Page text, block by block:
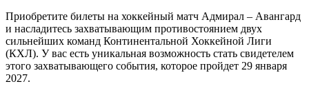
Приобретите билеты на хоккейный матч Адмирал – Авангард
и насладитесь захватывающим противостоянием двух
сильнейших команд Континентальной Хоккейной Лиги
(КХЛ). У вас есть уникальная возможность стать свидетелем
этого захватывающего события, которое пройдет 29 января
2027.